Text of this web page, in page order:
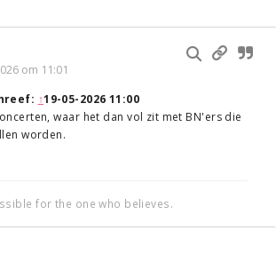
om 11:01
↑19-05-2026 11:00
waar het dan vol zit met BN'ers die
worden.
for the one who believes.